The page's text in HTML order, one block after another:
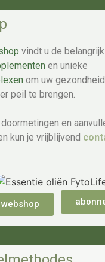
vindt u de
en unieke
om uw
peil te brengen.
en
kun je vrijblijvend